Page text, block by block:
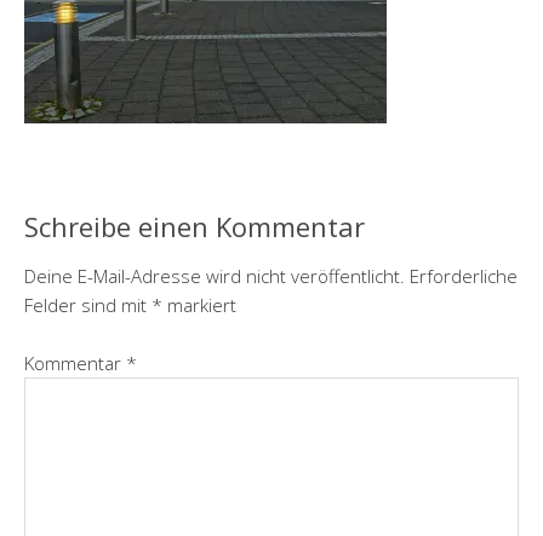
Schreibe einen Kommentar
Deine E-Mail-Adresse wird nicht veröffentlicht. Erforderliche
Felder sind mit * markiert
Kommentar *